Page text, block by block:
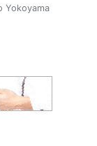
Yokoyama